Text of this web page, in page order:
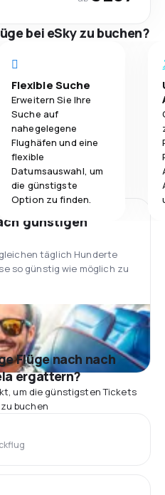
bei eSky zu buchen?
Flexible Suche
Erweitern Sie Ihre
Suche auf
nahegelegene
Flughäfen und eine
flexible
Datumsauswahl, um
die günstigste
Option zu finden.
günstigen
täglich Hunderte
so günstig wie möglich zu
Flüge nach nach
ergattern?
um die günstigsten Tickets
buchen